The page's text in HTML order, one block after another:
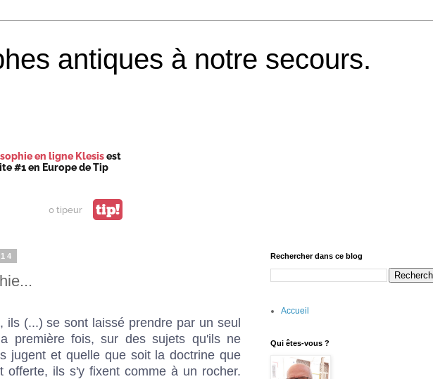
antiques à notre secours.
en ligne Klesisest
#1 en Europe de Tip
0 tipeur tip!
ils (...) se sont laissé prendre par un seul
première fois, sur des sujets qu'ils ne
jugent et quelle que soit la doctrine que
offerte, ils s'y fixent comme à un rocher.
Rechercher dans ce blog
Accueil
Qui êtes-vous ?